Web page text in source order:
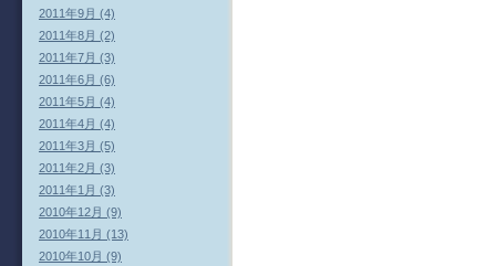
2011年9月 (4)
2011年8月 (2)
2011年7月 (3)
2011年6月 (6)
2011年5月 (4)
2011年4月 (4)
2011年3月 (5)
2011年2月 (3)
2011年1月 (3)
2010年12月 (9)
2010年11月 (13)
2010年10月 (9)